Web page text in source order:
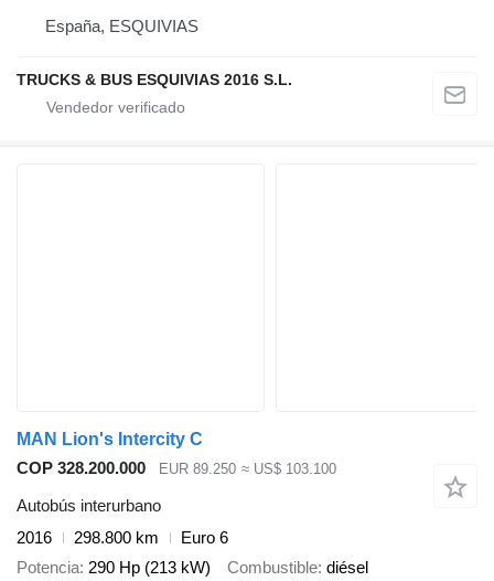
España, ESQUIVIAS
TRUCKS & BUS ESQUIVIAS 2016 S.L.
MAN Lion's Intercity C
COP 328.200.000
EUR 89.250 ≈ US$ 103.100
Autobús interurbano
2016
298.800 km
Euro 6
Potencia 290 Hp (213 kW) Combustible diésel